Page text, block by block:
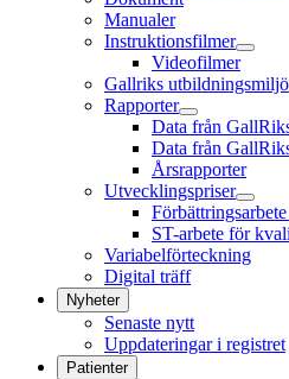
Manualer
Instruktionsfilmer
Videofilmer
Gallriks utbildningsmiljö
Rapporter
Data från
Data från
Årsrapporter
Utvecklingspriser
ST-arbete för
Variabelförteckning
Digital träff
Nyheter
Senaste nytt
Uppdateringar i registret
Patienter